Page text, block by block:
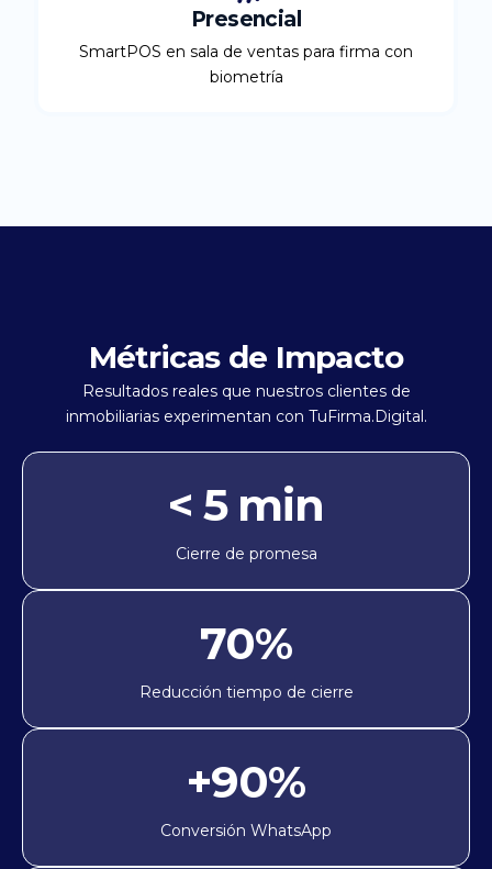
Presencial
SmartPOS en sala de ventas para firma con
biometría
Métricas de Impacto
Resultados reales que nuestros clientes de
inmobiliarias experimentan con TuFirma.Digital.
< 5 min
Cierre de promesa
70%
Reducción tiempo de cierre
+90%
Conversión WhatsApp